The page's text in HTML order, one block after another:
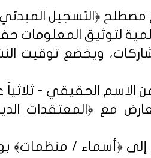
ويخضع توقيت
مع ﴿المعتقدات
﴿أسماء / منظمات﴾ بهدف